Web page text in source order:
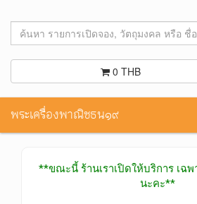
0 THB
พระเครื่องพาณิชธน๑๙
**ขณะนี้ ร้านเราเปิดให้บริการ เฉ
นะคะ**